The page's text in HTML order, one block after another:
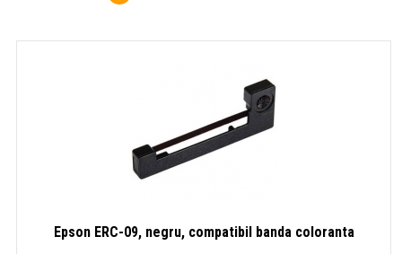
Epson ERC-09, negru, compatibil banda coloranta